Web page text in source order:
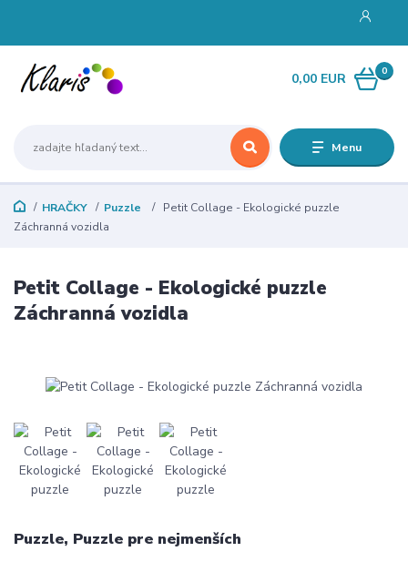
Menu
0
0,00 EUR
HRAČKY Puzzle
Petit Collage - Ekologické puzzle
Záchranná vozidla
Petit Collage - Ekologické puzzle
Záchranná vozidla
Puzzle, Puzzle pre nejmenších